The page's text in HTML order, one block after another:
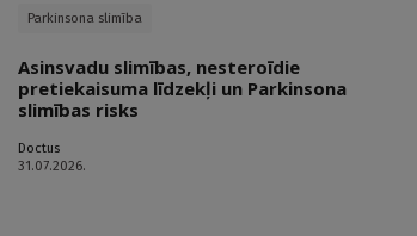
Parkinsona slimība
Asinsvadu slimības, nesteroīdie
pretiekaisuma līdzekļi un Parkinsona
slimības risks
Doctus
31.07.2026.